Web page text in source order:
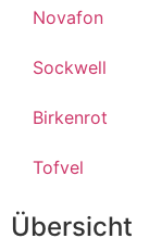
Novafon
Sockwell
Birkenrot
Tofvel
Übersicht